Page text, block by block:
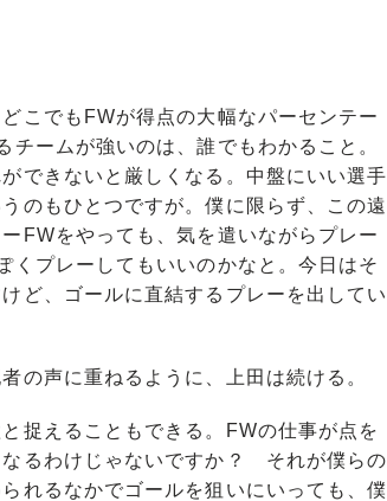
こでもFWが得点の大幅なパーセンテー
ームが強いのは、誰でもわかること。
できないと厳しくなる。中盤にいい選手
のもひとつですが。僕に限らず、この遠
FWをやっても、気を遣いながらプレー
くプレーしてもいいのかなと。今日はそ
ど、ゴールに直結するプレーを出してい
の声に重ねるように、上田は続ける。
捉えることもできる。FWの仕事が点を
るわけじゃないですか？ それが僕らの
れるなかでゴールを狙いにいっても、僕